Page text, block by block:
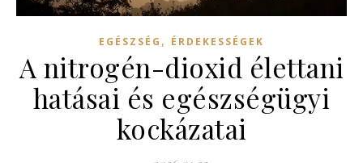
EGÉSZSÉG , ÉRDEKESSÉGEK
A nitrogén-dioxid élettani
hatásai és egészségügyi
kockázatai